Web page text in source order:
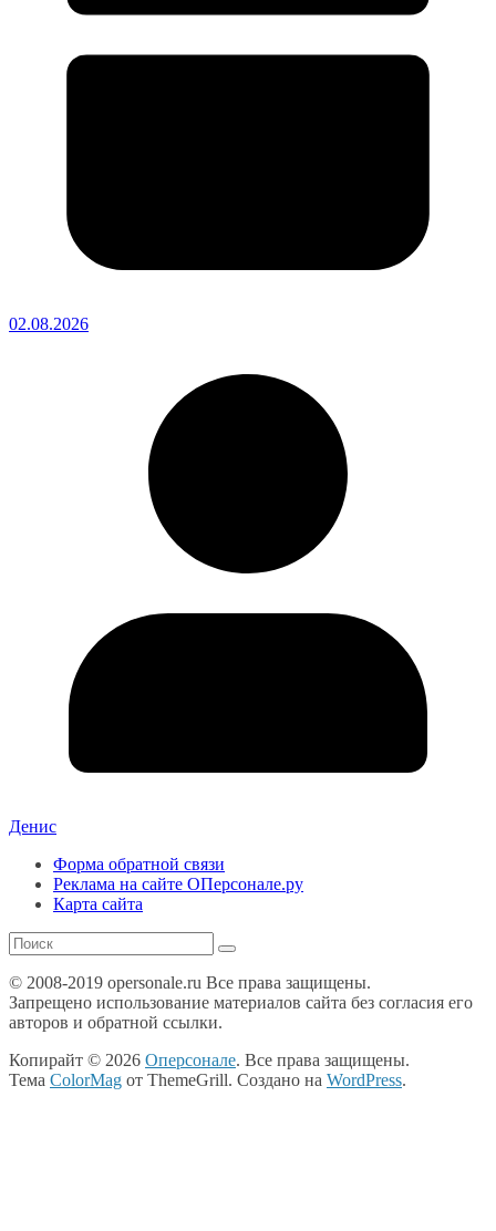
02.08.2026
Денис
Форма обратной связи
Реклама на сайте ОПерсонале.ру
Карта сайта
© 2008-2019 opersonale.ru Все права защищены.
Запрещено использование материалов сайта без согласия его
авторов и обратной ссылки.
Копирайт © 2026 Оперсонале. Все права защищены.
Тема ColorMag от ThemeGrill. Создано на WordPress.